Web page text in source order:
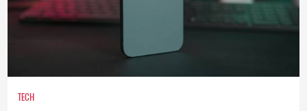
TECH